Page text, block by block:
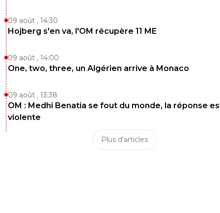
09 août , 14:30
Hojberg s'en va, l'OM récupère 11 ME
09 août , 14:00
One, two, three, un Algérien arrive à Monaco
09 août , 13:38
OM : Medhi Benatia se fout du monde, la réponse
violente
Plus d'articles